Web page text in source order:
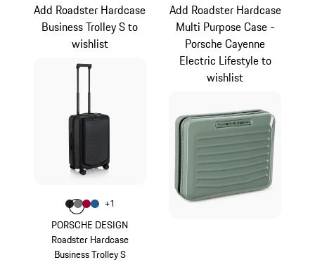
PORSCHE DESIGN
Roadster Hardcase
Business Trolley S
Add Roadster Hardcase
Business Trolley S to
wishlist
Farbe
Farbemattschwarz
Farbe nardograu
Farbekarminrot
Farbe
+1
Add Roadster Hardcase
Multi Purpose Case -
Porsche Cayenne
Electric Lifestyle to
wishlist